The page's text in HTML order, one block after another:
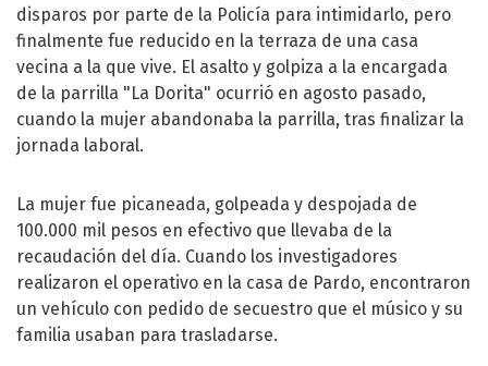
disparos por parte de la Policía para intimidarlo, pero
finalmente fue reducido en la terraza de una casa
vecina a la que vive. El asalto y golpiza a la encargada
de la parrilla "La Dorita" ocurrió en agosto pasado,
cuando la mujer abandonaba la parrilla, tras finalizar la
jornada laboral.
La mujer fue picaneada, golpeada y despojada de
100.000 mil pesos en efectivo que llevaba de la
recaudación del día. Cuando los investigadores
realizaron el operativo en la casa de Pardo, encontraron
un vehículo con pedido de secuestro que el músico y su
familia usaban para trasladarse.